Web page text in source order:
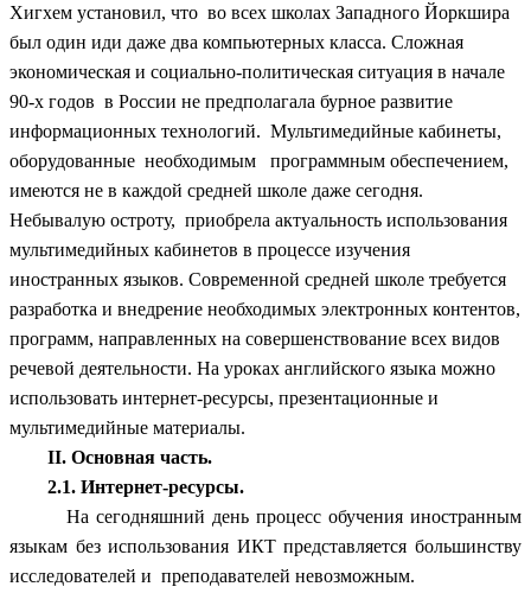
Хигхем установил, что во всех школах Западного Йоркшира
был один иди даже два компьютерных класса. Сложная
экономическая и социально-политическая ситуация в начале
90-х годов в России не предполагала бурное развитие
информационных технологий. Мультимедийные кабинеты,
оборудованные необходимым программным обеспечением,
имеются не в каждой средней школе даже сегодня.
Небывалую остроту, приобрела актуальность использования
мультимедийных кабинетов в процессе изучения
иностранных языков. Современной средней школе требуется
разработка и внедрение необходимых электронных контентов,
программ, направленных на совершенствование всех видов
речевой деятельности. На уроках английского языка можно
использовать интернет-ресурсы, презентационные и
мультимедийные материалы.
II. Основная часть.
2.1. Интернет-ресурсы.
На сегодняшний день процесс обучения иностранным
языкам без использования ИКТ представляется большинству
исследователей и преподавателей невозможным.